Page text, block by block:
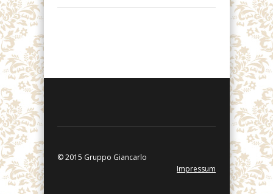
© 2015 Gruppo Giancarlo
Impressum